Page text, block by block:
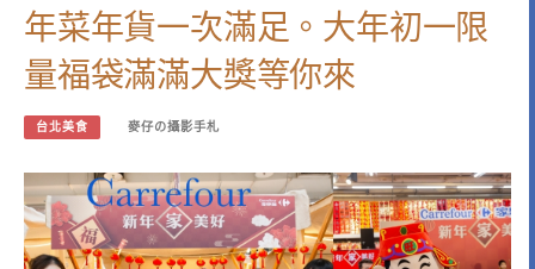
年菜年貨一次滿足。大年初一限
量福袋滿滿大獎等你來
台北美食 麥仔の攝影手札